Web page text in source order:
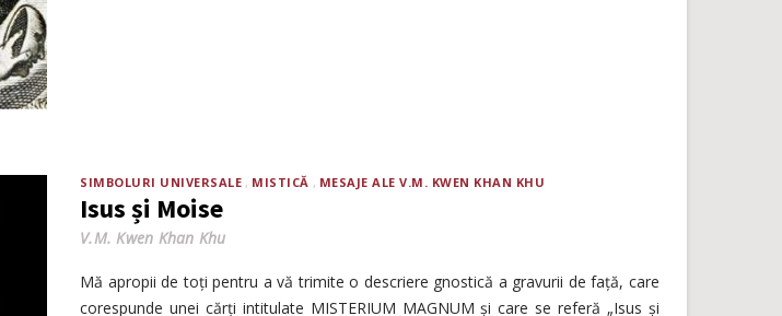
SIMBOLURI UNIVERSALE MISTICĂ MESAJE ALE V.M. KWEN KHAN KHU
Isus și Moise
V.M. Kwen Khan Khu
Mă apropii de toți pentru a vă trimite o descriere gnostică a gravurii de față, care
corespunde unei cărți intitulate MISTERIUM MAGNUM și care se referă „Isus și